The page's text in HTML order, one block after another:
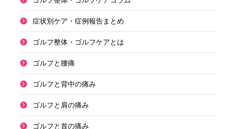
症状別ケア・症例報告まとめ
ゴルフ整体・ゴルフケアとは
ゴルフと腰痛
ゴルフと背中の痛み
ゴルフと肩の痛み
ゴルフと首の痛み